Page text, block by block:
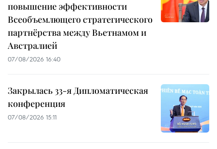
повышение эффективности
Всеобъемлющего стратегического
партнёрства между Вьетнамом и
Австралией
07/08/2026 16:40
Закрылась 33-я Дипломатическая
конференция
07/08/2026 15:11